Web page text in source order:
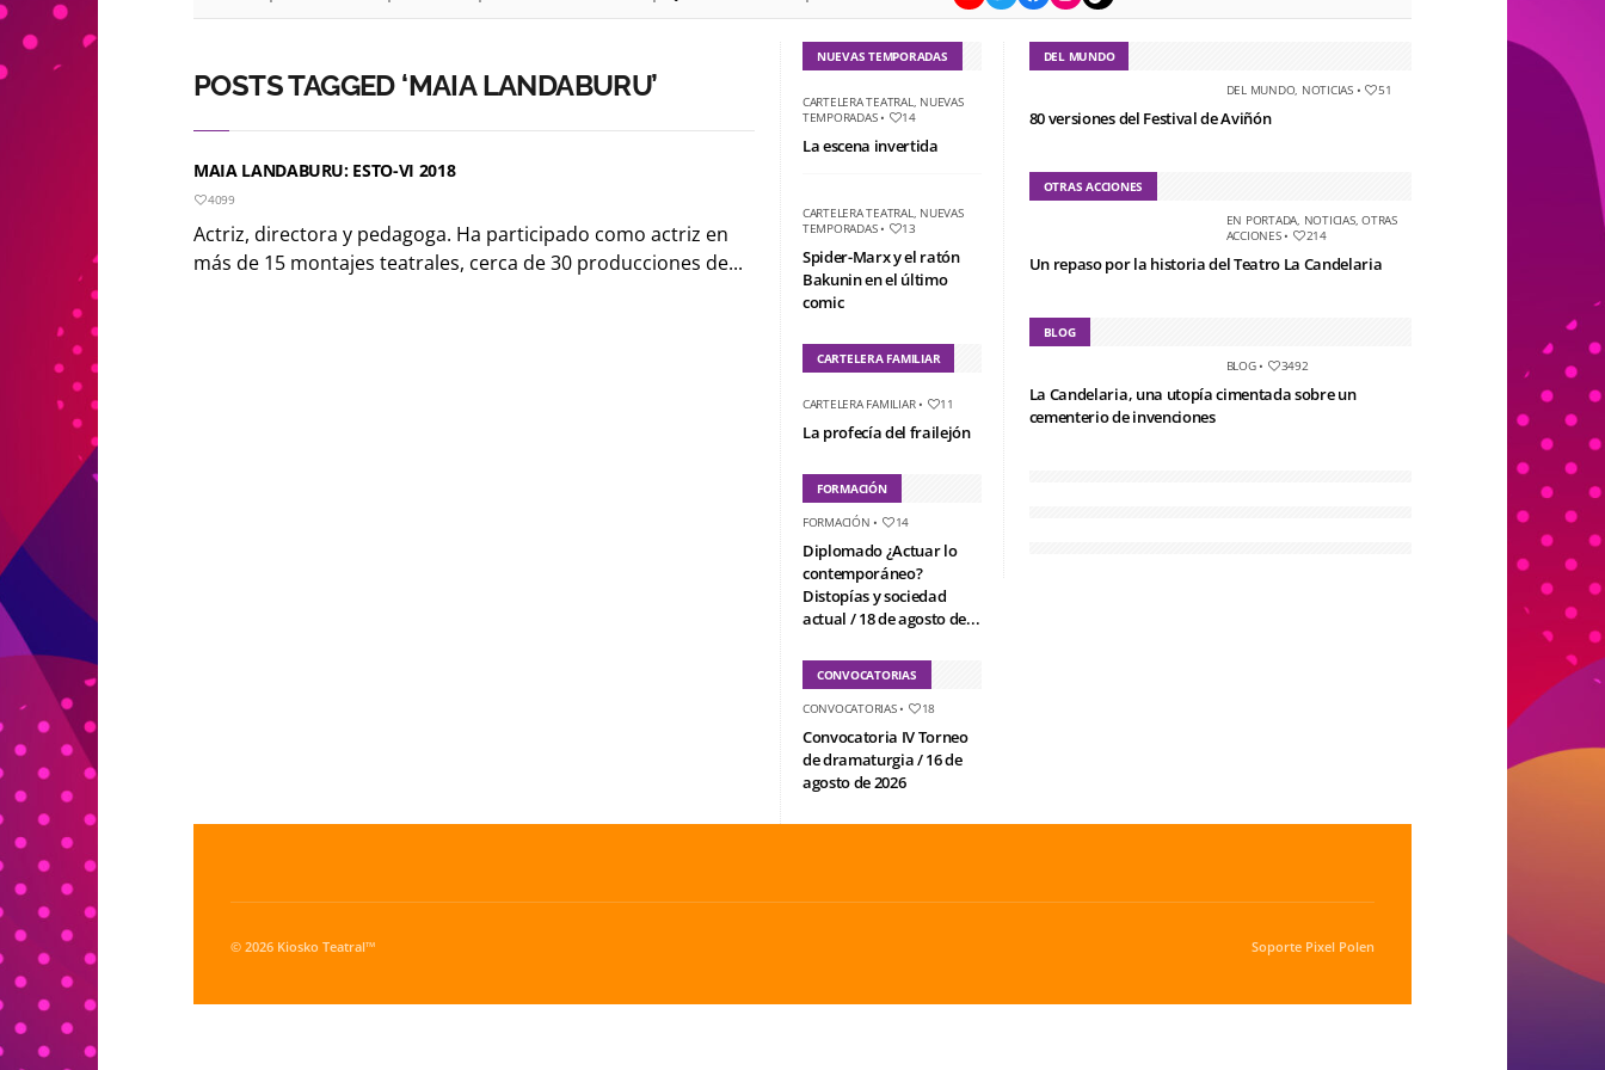
POSTS TAGGED ‘MAIA LANDABURU’
MAIA LANDABURU: ESTO-VI 2018
4099
Actriz, directora y pedagoga. Ha participado como actriz en
más de 15 montajes teatrales, cerca de 30 producciones de...
NUEVAS TEMPORADAS
CARTELERA TEATRAL, NUEVAS
TEMPORADAS• 14
La escena invertida
CARTELERA TEATRAL, NUEVAS
TEMPORADAS• 13
Spider-Marx y el ratón
Bakunin en el último
comic
CARTELERA FAMILIAR
CARTELERA FAMILIAR• 11
La profecía del frailejón
FORMACIÓN
FORMACIÓN • 14
Diplomado ¿Actuar lo
contemporáneo?
Distopías y sociedad
actual / 18 de agosto de...
CONVOCATORIAS
CONVOCATORIAS• 18
Convocatoria IV Torneo
de dramaturgia / 16 de
agosto de 2026
DEL MUNDO
DEL MUNDO, NOTICIAS• 51
80 versiones del Festival de Aviñón
OTRAS ACCIONES
EN PORTADA, NOTICIAS,OTRAS
ACCIONES• 214
Un repaso por la historia del Teatro La Candelaria
BLOG
BLOG• 3492
La Candelaria, una utopía cimentada sobre un
cementerio de invenciones
© 2026 Kiosko Teatral™ Soporte Pixel Polen